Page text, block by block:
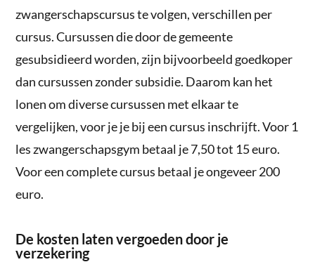
zwangerschapscursus te volgen, verschillen per
cursus. Cursussen die door de gemeente
gesubsidieerd worden, zijn bijvoorbeeld goedkoper
dan cursussen zonder subsidie. Daarom kan het
lonen om diverse cursussen met elkaar te
vergelijken, voor je je bij een cursus inschrijft. Voor 1
les zwangerschapsgym betaal je 7,50 tot 15 euro.
Voor een complete cursus betaal je ongeveer 200
euro.
De kosten laten vergoeden door je
verzekering